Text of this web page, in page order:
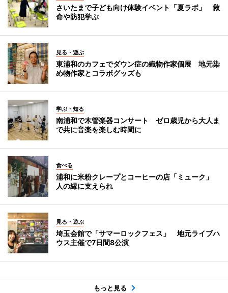
さいたまで子ども向け体験イベント「夏ラボ」 救
命や防犯学ぶ
見る・遊ぶ
東浦和のカフェでダウン症の織物作家個展 地元染
め物作家とコラボグッズも
学ぶ・知る
南浦和で木管楽器コンサート ゼロ歳児から大人ま
で共に音楽を楽しむ時間に
食べる
浦和に米粉クレープとコーヒーの店「ミューク」
人の縁に支えられ
見る・遊ぶ
埼玉会館で「サマーロックフェス」 地元ライブハ
ウス主催で7日間8公演
もっと見る